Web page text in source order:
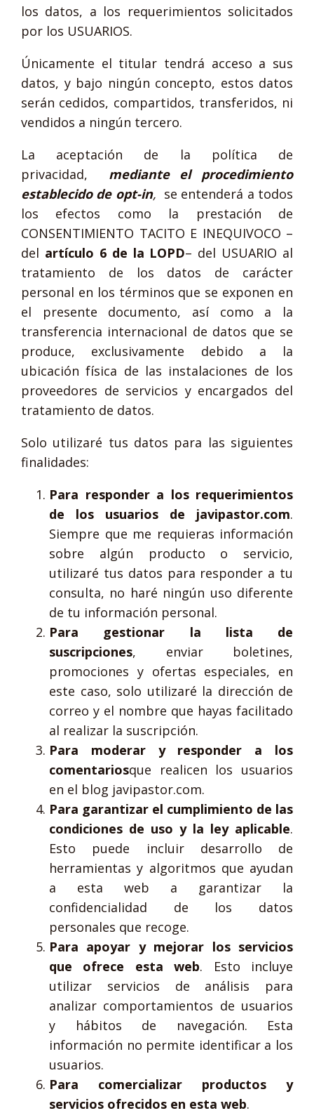
los datos, a los requerimientos solicitados
por los USUARIOS.
Únicamente el titular tendrá acceso a sus
datos, y bajo ningún concepto, estos datos
serán cedidos, compartidos, transferidos, ni
vendidos a ningún tercero.
La aceptación de la política de
privacidad,
mediante el procedimiento
establecido de opt-in, se entenderá a todos
los efectos como la prestación de
CONSENTIMIENTO TACITO E INEQUIVOCO –
del artículo 6 de la LOPD– del USUARIO al
tratamiento de los datos de carácter
personal en los términos que se exponen en
el presente documento, así como a la
transferencia internacional de datos que se
produce, exclusivamente debido a la
ubicación física de las instalaciones de los
proveedores de servicios y encargados del
tratamiento de datos.
Solo utilizaré tus datos para las siguientes
finalidades:
Para responder a los requerimientos
de los usuarios de javipastor.com.
Siempre que me requieras información
sobre algún producto o servicio,
utilizaré tus datos para responder a tu
consulta, no haré ningún uso diferente
de tu información personal.
Para gestionar la lista de
suscripciones, enviar boletines,
promociones y ofertas especiales, en
este caso, solo utilizaré la dirección de
correo y el nombre que hayas facilitado
al realizar la suscripción.
Para moderar y responder a los
comentariosque realicen los usuarios
en el blog javipastor.com.
Para garantizar el cumplimiento de las
condiciones de uso y la ley aplicable.
Esto puede incluir desarrollo de
herramientas y algoritmos que ayudan
a esta web a garantizar la
confidencialidad de los datos
personales que recoge.
Para apoyar y mejorar los servicios
que ofrece esta web. Esto incluye
utilizar servicios de análisis para
analizar comportamientos de usuarios
y hábitos de navegación. Esta
información no permite identificar a los
usuarios.
Para comercializar productos y
servicios ofrecidos en esta web.